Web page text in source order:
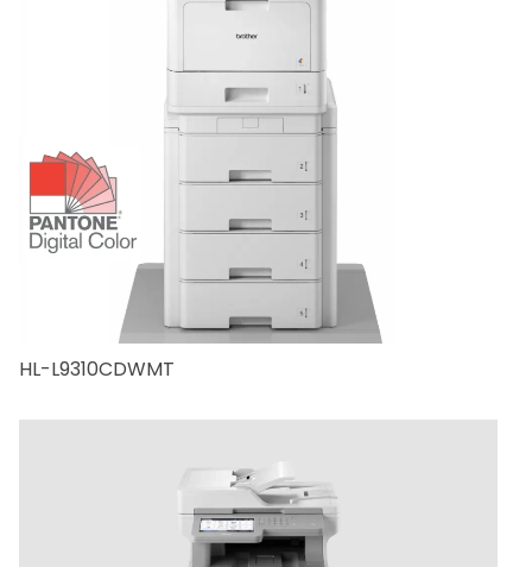
HL-L9310CDWMT